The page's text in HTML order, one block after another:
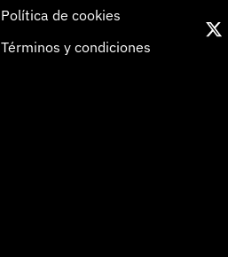
Política de cookies
Términos y condiciones